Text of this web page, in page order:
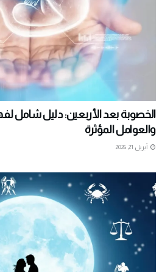
الخصوبة بعد الأربعين: دليل شامل
والعوامل المؤثرة
أبريل 21, 2026